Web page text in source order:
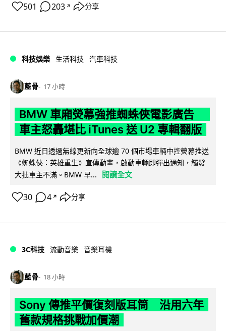
501 203 ↗ 分享
科技娛樂 生活科技 汽車科技
藍骨 17 小時
BMW 車廂熒幕強推蜘蛛俠電影廣告
車主怒轟堪比 iTunes 送 U2 專輯翻版
BMW 近日透過無線更新向全球逾 70 個市場車輛中控熒幕推送
《蜘蛛俠：英雄重生》宣傳動畫，啟動車輛即彈出通知，觸發
大批車主不滿。BMW 早...
閱讀全文
30 4 ↗ 分享
3C科技 流動音樂 音樂耳機
藍骨 18 小時
Sony 傳推平價復刻版耳筒 沿用六年
舊款規格挑戰加價潮